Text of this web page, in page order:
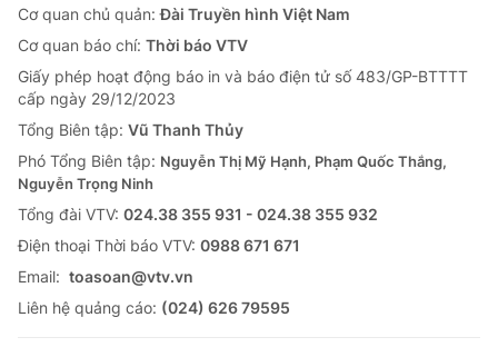
Cơ quan chủ quản:Đài Truyền hình Việt Nam
Cơ quan báo chí: Thời báo VTV
Giấy phép hoạt động báo in và báo điện tử số 483/GP-BTTTT
cấp ngày 29/12/2023
Tổng Biên tập: Vũ Thanh Thủy
Phó Tổng Biên tập: Nguyễn Thị Mỹ Hạnh, Phạm Quốc Thắng,
Nguyễn Trọng Ninh
Tổng đài VTV: 024.38 355 931 - 024.38 355 932
Ðiện thoại Thời báo VTV: 0988 671 671
Email: toasoan@vtv.vn
Liên hệ quảng cáo: (024) 626 79595